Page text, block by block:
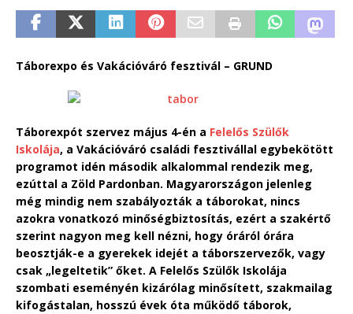
Táborexpo és Vakációváró fesztivál – GRUND
Táborexpót szervez május 4-én a Felelős Szülők
Iskolája, a Vakációváró családi fesztivállal egybekötött
programot idén második alkalommal rendezik meg,
ezúttal a Zöld Pardonban. Magyarországon jelenleg
még mindig nem szabályozták a táborokat, nincs
azokra vonatkozó minőségbiztosítás, ezért a szakértő
szerint nagyon meg kell nézni, hogy óráról órára
beosztják-e a gyerekek idejét a táborszervezők, vagy
csak „legeltetik” őket. A Felelős Szülők Iskolája
szombati eseményén kizárólag minősített, szakmailag
kifogástalan, hosszú évek óta működő táborok,